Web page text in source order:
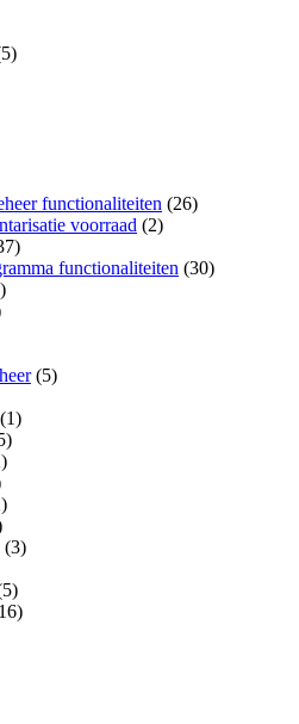
functionaliteiten (26)
voorraad (2)
functionaliteiten (30)
(5)
(1)
(3)